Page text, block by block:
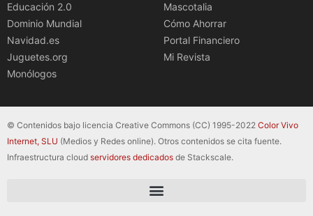
Educación 2.0
Dominio Mundial
Navidad.es
Juguetes.org
Monólogos
Mascotalia
Cómo Ahorrar
Portal Financiero
Mi Revista
© Contenidos bajo licencia Creative Commons (CC) 1995-2022 Color Vivo
Internet, SLU (Medios y Redes online). Otros contenidos se cita fuente.
Infraestructura cloud servidores dedicados de Stackscale.